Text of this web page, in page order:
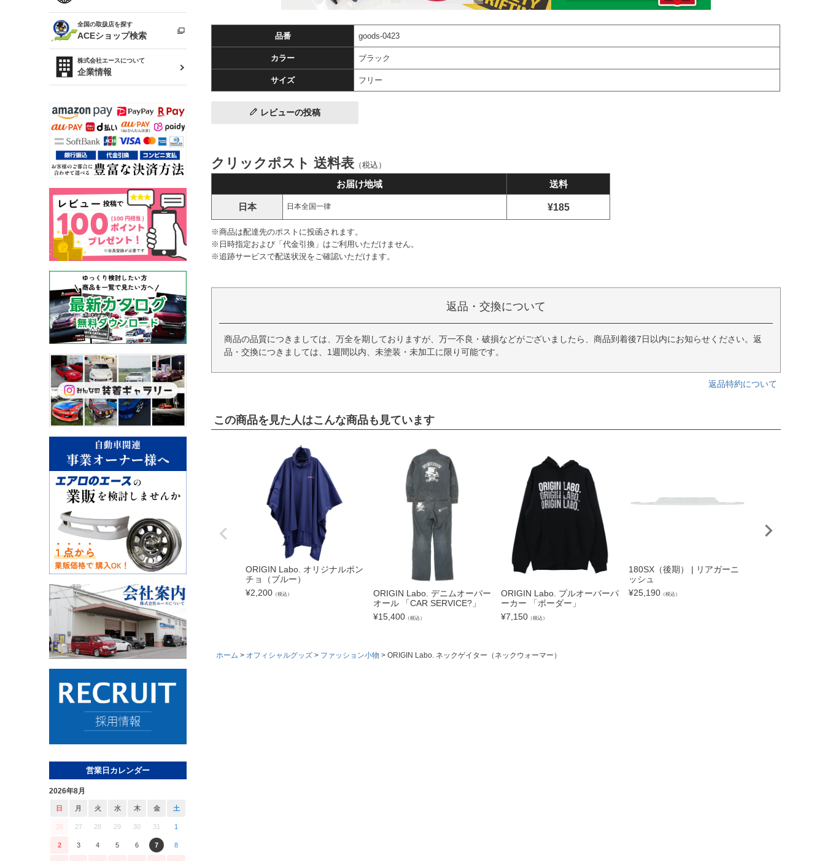
アルテッツァ
プロボックス
RAV4
スカイライン
（ER34/R33/ECR33/R32）
キャラバン
ローレル
セフィーロ
雑貨・ステーショナリー
ベビー用品
全国の取扱店を探す
ACEショップ検索
株式会社エースについて
企業情報
営業日カレンダー
2026年8月
日 月 火 水 木 金 土
26 27 28 29 30 31 1
2 3 4 5 6 7 8
品番 goods-0423
カラー ブラック
サイズ フリー
レビューの投稿
クリックポスト 送料表 （税込）
お届け地域 送料
日本 日本全国一律 ¥185
※商品は配達先のポストに投函されます。
※日時指定および「代金引換」はご利用いただけません。
※追跡サービスで配送状況をご確認いただけます。
返品・交換について
商品の品質につきましては、万全を期しておりますが、万一不良・破損などがございましたら、商品到着後7日以内にお知らせください。返
品・交換につきましては、1週間以内、未塗装・未加工に限り可能です。
返品特約について
この商品を見た人はこんな商品も見ています
ORIGIN Labo. オリジナルポン
チョ（ブルー）
¥2,200 （税込）
ORIGIN Labo. デニムオーバー
オール 「CAR SERVICE?」
¥15,400 （税込）
ORIGIN Labo. プルオーバーパ
ーカー 「ボーダー」
¥7,150 （税込）
180SX（後期） | リアガーニ
ッシュ
¥25,190 （税込）
ホーム オフィシャルグッズ ファッション小物 ORIGIN Labo. ネックゲイター（ネックウォーマー）